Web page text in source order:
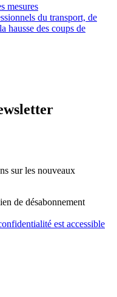
mesures
du transport, de
hausse des coups de
sur les nouveaux
de désabonnement
est accessible